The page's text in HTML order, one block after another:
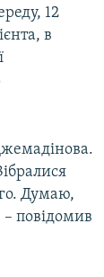
12
в
Думаю,
повідомив